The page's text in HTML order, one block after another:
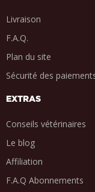
Livraison
F.A.Q.
Plan du site
Sécurité des
EXTRAS
Conseils vétérinaires
Le blog
Affiliation
F.A.Q Abonnements